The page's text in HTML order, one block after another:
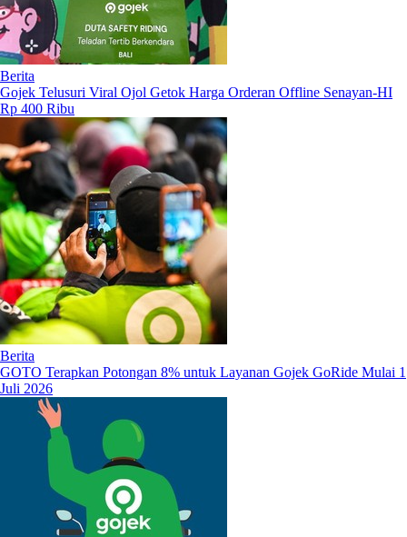
Berita
Gojek Telusuri Viral Ojol Getok Harga Orderan Offline Senayan-HI
Rp 400 Ribu
Berita
GOTO Terapkan Potongan 8% untuk Layanan Gojek GoRide Mulai 1
Juli 2026